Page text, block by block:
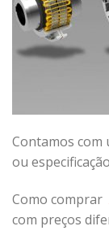
Contamos com
ou
Como comprar
com preços